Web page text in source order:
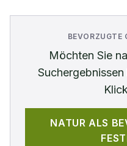
BEVORZUGTE
Möchten Sie
NATUR ALS